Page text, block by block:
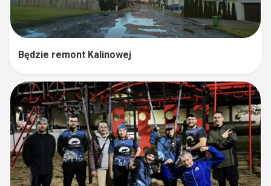
Będzie remont Kalinowej